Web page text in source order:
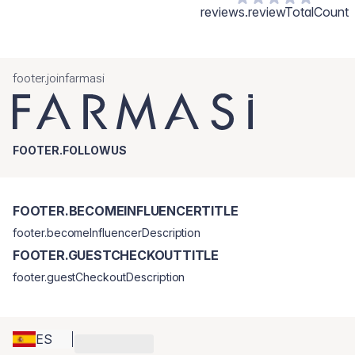
reviews.reviewTotalCount
footer.joinfarmasi
FOOTER.FOLLOWUS
ES
FOOTER.BECOMEINFLUENCERTITLE
footer.becomeInfluencerDescription
FOOTER.GUESTCHECKOUTTITLE
footer.guestCheckoutDescription